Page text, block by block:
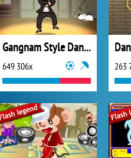
Gangnam Style Dance
649 306x 263